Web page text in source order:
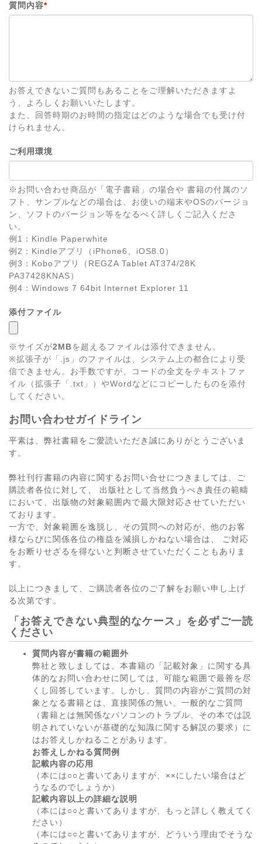
質問内容*
お答えできないご質問もあることをご理解いただきますよ
う、よろしくお願いいたします。
また、回答時期のお時間の指定はどのような場合でも受け付
けられません。
ご利用環境
※お問い合わせ商品が「電子書籍」の場合や 書籍の付属のソ
フト、サンプルなどの場合は、お使いの端末やOSのバージョ
ン、ソフトのバージョン等をなるべく詳しくご記入くださ
い。
例1：Kindle Paperwhite
例2：Kindleアプリ（iPhone6、iOS8.0）
例3：Koboアプリ（REGZA Tablet AT374/28K
PA37428KNAS）
例4：Windows 7 64bit Internet Explorer 11
添付ファイル
※サイズが2MBを超えるファイルは添付できません。
※拡張子が「.js」のファイルは、システム上の都合により受
信できません。お手数ですが、コードの全文をテキストファ
イル（拡張子「.txt」）やWordなどにコピーしたものを添付
してください。
お問い合わせガイドライン
平素は、弊社書籍をご愛読いただき誠にありがとうございま
す。
弊社刊行書籍の内容に関するお問い合せにつきましては、ご
購読者各位に対して、 出版社として当然負うべき責任の範疇
において、出版物の対象範囲内で最大限対応させていただい
ております。
一方で、対象範囲を逸脱し、その質問への対応が、他のお客
様ならびに関係各位の権益を減損しかねない場合は、 ご対応
をお断りせざるを得ないと判断させていただくこともありま
す。
以上につきまして、ご購読者各位のご了解をお願い申し上げ
る次第です。
「お答えできない典型的なケース」を必ずご一読
ください
質問内容が書籍の範囲外
弊社と致しましては、本書籍の「記載対象」に関する具
体的なお問い合わせに関しては、可能な範囲で最善を尽
くし回答しています。しかし、質問の内容がご質問の対
象となる書籍とは、直接関係の無い、一般的なご質問
（書籍とは無関係なパソコンのトラブル、その本では説
明されていないが基礎的な知識に関する解説の要求）に
はお答えしかねることがあります。
お答えしかねる質問例
記載内容の応用
（本には○○と書いてありますが、××にしたい場合はど
うなるのでしょうか）
記載内容以上の詳細な説明
（本には○○と書いてありますが、もっと詳しく教えてく
ださい）
（本には○○と書いてありますが、どういう理由でそうな